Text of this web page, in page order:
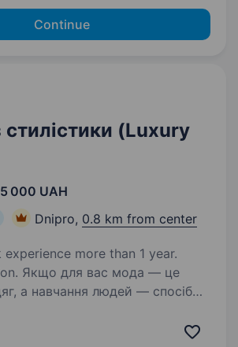
Continue
стилістики (Luxury
000 UAH
Dnipro, 0.8 km from center
experience more than 1 year.
— це
а навчання людей — спосіб